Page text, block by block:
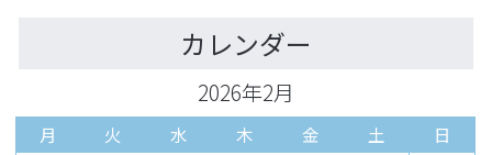
カレンダー
2026年2月
月 火 水 木 金 土 日